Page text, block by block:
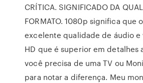
CRÍTICA. SIGNIFICADO DA
FORMATO. 1080p significa que
excelente qualidade de áudio e
HD que é superior em detalhes
você precisa de uma TV ou
para notar a diferença. Meu